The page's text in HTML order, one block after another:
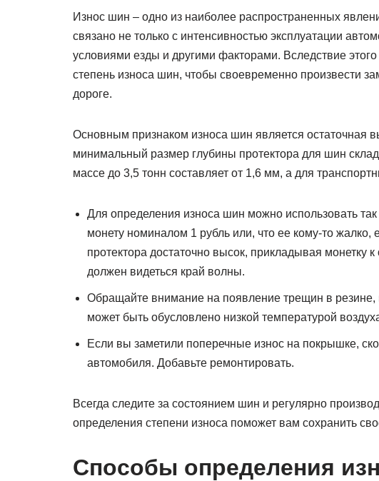
Износ шин – одно из наиболее распространенных
связано не только с интенсивностью эксплуатации
условиями езды и другими факторами. Вследствие
степень износа шин, чтобы своевременно произвести
дороге.
Основным признаком износа шин является остаточная
минимальный размер глубины протектора для шин
массе до 3,5 тонн составляет от 1,6 мм, а для
Для определения износа шин можно использовать
монету номиналом 1 рубль или, что ее кому-то
протектора достаточно высок, прикладывая монетку
должен видеться край волны.
Обращайте внимание на появление трещин в
может быть обусловлено низкой температурой
Если вы заметили поперечные износ на покрышке,
автомобиля. Добавьте ремонтировать.
Всегда следите за состоянием шин и регулярно
определения степени износа поможет вам сохранить
Способы определения